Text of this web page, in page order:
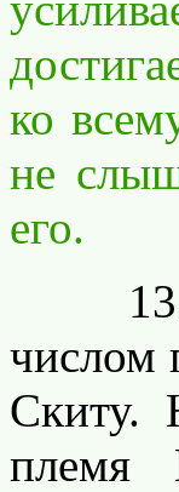
ко
не
его.
13.
числом
Скиту.
племя